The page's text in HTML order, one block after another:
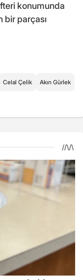
konumunda
bir parçası
Celal Çelik Akın Gürlek